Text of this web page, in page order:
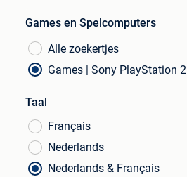
Games en Spelcomputers
Alle zoekertjes
Games | Sony PlayStation 2
Taal
Français
Nederlands
Nederlands & Français